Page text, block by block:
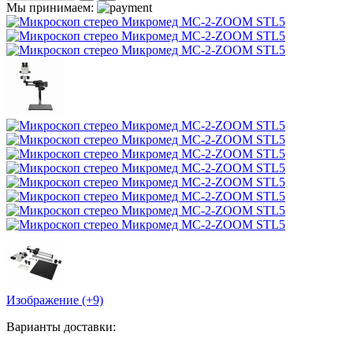
Мы принимаем:
Изображение (+9)
Варианты доставки: